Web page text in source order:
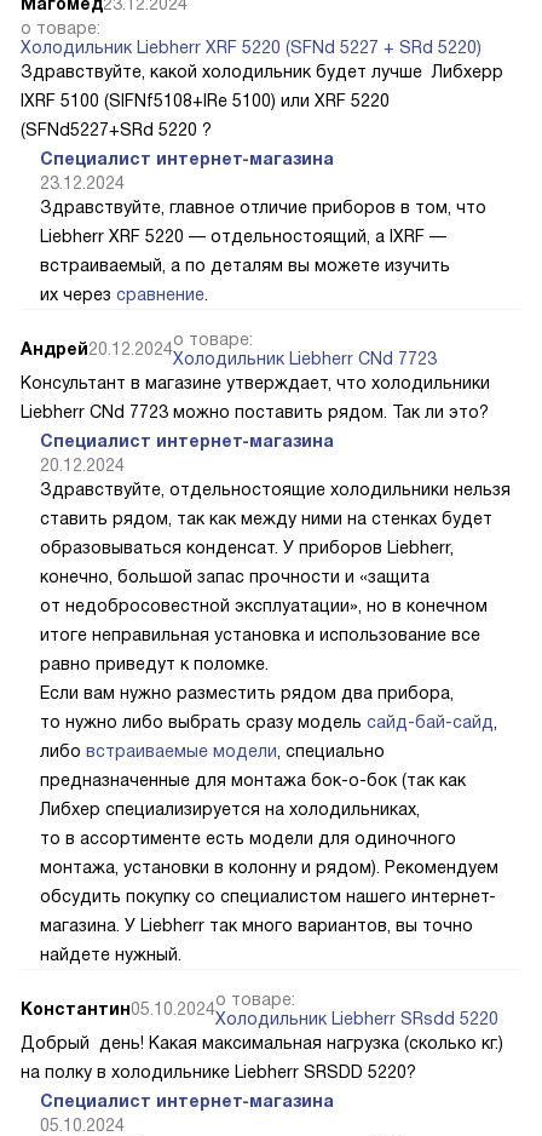
о товаре:
Холодильник Liebherr XRF 5220 (SFNd 5227 + SRd 5220)
Здравствуйте, какой холодильник будет лучше Либхерр
IXRF 5100 (SIFNf5108+IRe 5100) или XRF 5220
(SFNd5227+SRd 5220 ?
Специалист интернет-магазина
23.12.2024
Здравствуйте, главное отличие приборов в том, что
Liebherr XRF 5220 — отдельностоящий, а IXRF —
встраиваемый, а по деталям вы можете изучить
их через сравнение
Андрей20.12.2024о товаре:
Холодильник Liebherr CNd 7723
Консультант в магазине утверждает, что холодильники
Liebherr CNd 7723 можно поставить рядом. Так ли это?
Специалист интернет-магазина
20.12.2024
Здравствуйте, отдельностоящие холодильники нельзя
ставить рядом, так как между ними на стенках будет
образовываться конденсат. У приборов Liebherr,
конечно, большой запас прочности и «защита
от недобросовестной эксплуатации», но в конечном
итоге неправильная установка и использование все
равно приведут к поломке.
Если вам нужно разместить рядом два прибора,
то нужно либо выбрать сразу модель сайд-бай-сайд
либо встраиваемые модели , специально
предназначенные для монтажа бок-о-бок (так как
Либхер специализируется на холодильниках,
то в ассортименте есть модели для одиночного
монтажа, установки в колонну и рядом). Рекомендуем
обсудить покупку со специалистом нашего интернет-
магазина. У Liebherr так много вариантов, вы точно
найдете нужный.
Константин05.10.2024о товаре:
Холодильник Liebherr SRsdd 5220
Добрый день! Какая максимальная нагрузка (сколько кг.)
на полку в холодильнике Liebherr SRSDD 5220?
Специалист интернет-магазина
05.10.2024